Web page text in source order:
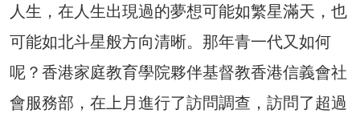
人生，在人生出現過的夢想可能如繁星滿天，也
可能如北斗星般方向清晰。那年青一代又如何
呢？香港家庭教育學院夥伴基督教香港信義會社
會服務部，在上月進行了訪問調查，訪問了超過